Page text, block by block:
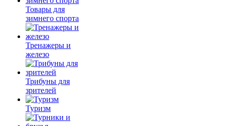
Товары для
зимнего спорта
Тренажеры и
железо
Трибуны для
зрителей
Туризм